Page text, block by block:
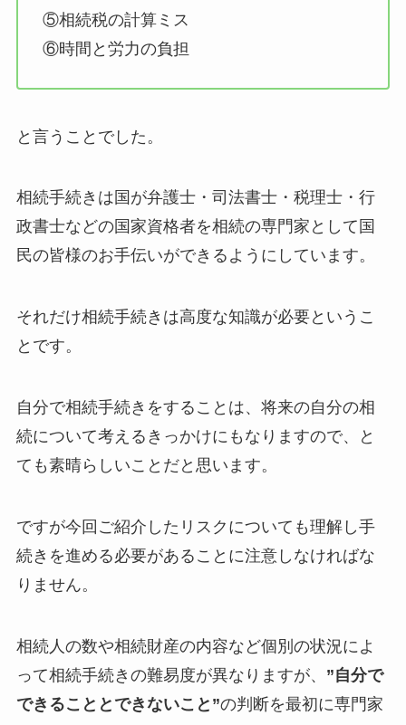
⑤相続税の計算ミス
⑥時間と労力の負担
と言うことでした。
相続手続きは国が弁護士・司法書士・税理士・行
政書士などの国家資格者を相続の専門家として国
民の皆様のお手伝いができるようにしています。
それだけ相続手続きは高度な知識が必要というこ
とです。
自分で相続手続きをすることは、将来の自分の相
続について考えるきっかけにもなりますので、と
ても素晴らしいことだと思います。
ですが今回ご紹介したリスクについても理解し手
続きを進める必要があることに注意しなければな
りません。
相続人の数や相続財産の内容など個別の状況によ
って相続手続きの難易度が異なりますが、 ”自分で
できることとできないこと”の判断を最初に専門家